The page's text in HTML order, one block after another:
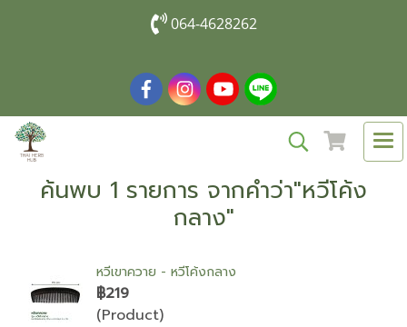
064-4628262
ค้นพบ 1 รายการ จากคำว่า"หวีโค้ง
กลาง"
หวีเขาควาย - หวีโค้งกลาง
฿219
(Product)